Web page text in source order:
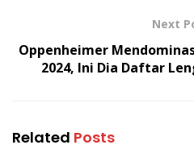
Next
Oppenheimer
2024, Ini Dia Daftar
Related Posts